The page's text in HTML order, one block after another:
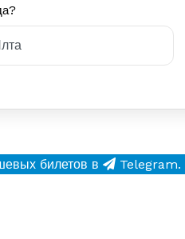
билетов в Telegram.